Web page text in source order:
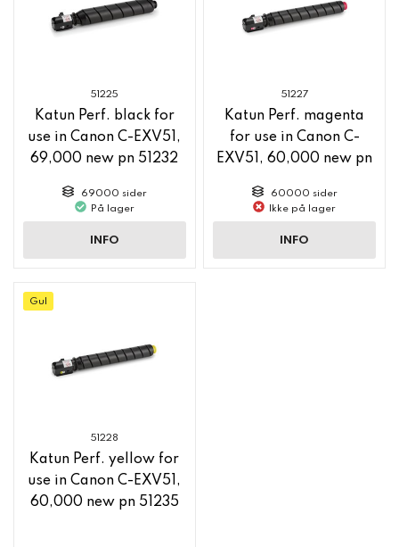
51225
Katun Perf. black for
use in Canon C-EXV51,
69,000 new pn 51232
69000 sider
På lager
INFO
51227
Katun Perf. magenta
for use in Canon C-
EXV51, 60,000 new pn
60000 sider
Ikke på lager
INFO
Gul
51228
Katun Perf. yellow for
use in Canon C-EXV51,
60,000 new pn 51235